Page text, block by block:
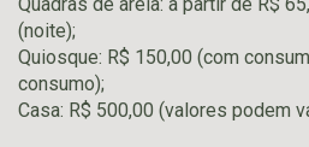
(noite);
Quiosque: R$ 150,00 (com
consumo);
Casa: R$ 500,00 (valores podem